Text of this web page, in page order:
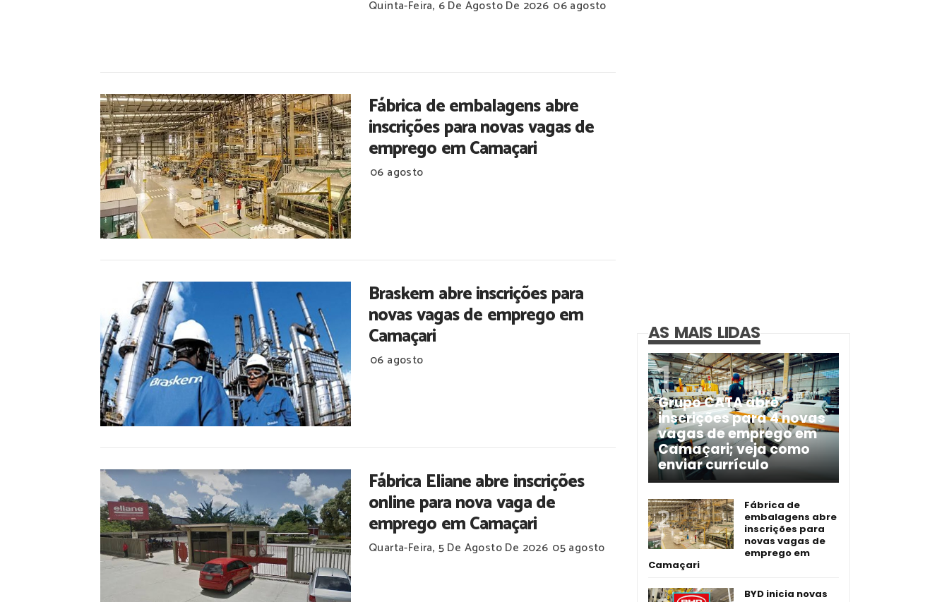
Quinta-Feira, 6 De Agosto De 2026 06 agosto
Fábrica de embalagens abre
inscrições para novas vagas de
emprego em Camaçari
06 agosto
Braskem abre inscrições para
novas vagas de emprego em
Camaçari
06 agosto
Fábrica Eliane abre inscrições
online para nova vaga de
emprego em Camaçari
Quarta-Feira, 5 De Agosto De 2026 05 agosto
AS MAIS LIDAS
Grupo CATA abre
inscrições para 4 novas
vagas de emprego em
Camaçari; veja como
enviar currículo
Fábrica de
embalagens abre
inscrições para
novas vagas de
emprego em
Camaçari
BYD inicia novas